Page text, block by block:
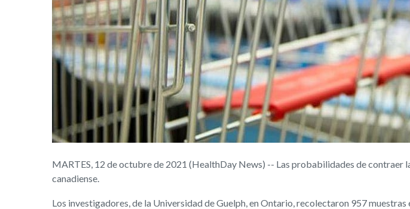
MARTES, 12 de octubre de 2021 (HealthDay News) -- Las probabilidades de contraer
canadiense.
Los investigadores, de la Universidad de Guelph, en Ontario, recolectaron 957